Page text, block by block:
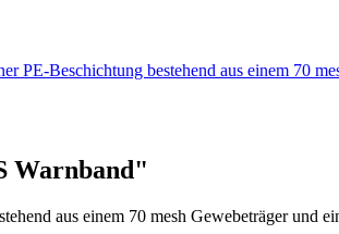
PE-Beschichtung bestehend aus einem 70
Warnband"
aus einem 70 mesh Gewebeträger und